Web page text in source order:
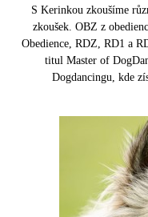
S Kerinkou zkoušíme
zkoušek. OBZ z
Obedience, RDZ, RD1 a
titul Master of
Dogdancingu, kde